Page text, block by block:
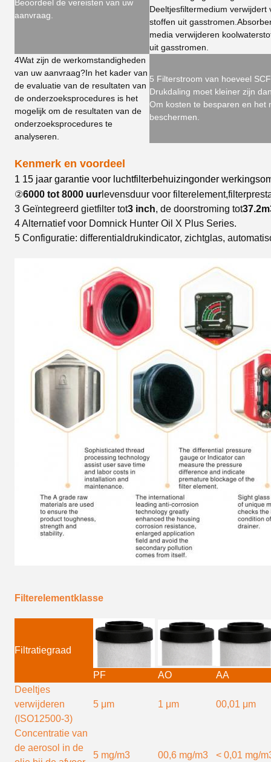
Beoordeel de vereisten van uw
aanvraag.
Deeltjesfiltermedium verwijdert
stoffen uit
media verwijderen
uit gasstromen.
4Wat zijn de werkomstandigheden
van uw aanvraag?In het kader van
de evaluatie van de resultaten van
de onderzoeksprocedures is het
mogelijk om de resultaten van de
onderzoeksprocedures te
analyseren.
5 Filterstroom van hoeveel
Drukdaling moet kleiner zijn
Om kosten te besparen en het
beschermen.
Kenmerk en voordeel
1 15 jaar garantie voor luchtfilterbehuizingonder
②6000 tot 8000 uur levensduur voor
3 Geïntegreerd gietfilter tot3 inch, de doorstroming tot
4 Alternatief voor Domnick Hunter Oil X Plus Series.
5 Configuratie: differentialdrukindicator, zichtglas,
Filterelementklasse
Filtratiegraad
PF AO
AA
Deeltjes
verwijderen
(ISO12500-3)
5 μm 1 μm 00,01 μm
Concentratie van
de aerosol in de
5 mg/m3 00,6 mg/m3 < 0,01 mg/